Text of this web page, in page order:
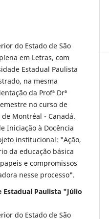
do Estado de São
em Letras, com
Estadual Paulista
na mesma
da Profª Drª
no curso de
Montréal - Canadá.
Iniciação à Docência
institucional: "Ação,
da educação básica
e compromissos
nesse processo".
Paulista "Júlio
do Estado de São